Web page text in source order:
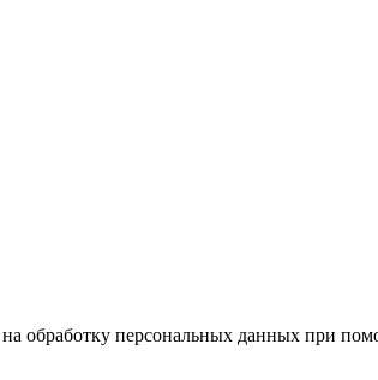
обработку персональных данных при